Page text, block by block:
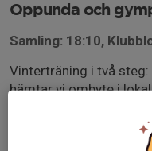
Oppunda och
Samling: 18:10,
Vinterträning i två
hämtar vi ombyte i
teori. Håll utkik i